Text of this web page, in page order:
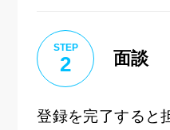
STEP
2 面談
登録を完了すると